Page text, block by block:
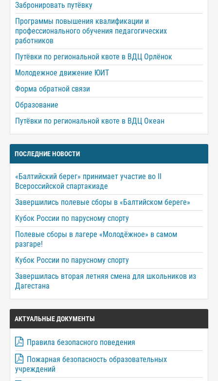
Забронировать путёвку
Программы повышения квалификации и
профессионального обучения педагогических
работников
Путёвки по региональной квоте в ВДЦ Орлёнок
Молодежное движение ЮИТ
Форма обратной связи
Образование
Путёвки по региональной квоте в ВДЦ Океан
ПОСЛЕДНИЕ НОВОСТИ
«Балтийский берег» принимает участие во II
Всероссийской спартакиаде
Завершились полевые сборы в «Балтийском береге»
Кубок России по парусному спорту
Полевые сборы в лагере «Молодёжное» в самом
разгаре!
Кубок России по парусному спорту
Завершилась вторая летняя смена для школьников из
Дагестана
АКТУАЛЬНЫЕ ДОКУМЕНТЫ
Правила безопасного поведения
Пожарная безопасность образовательных
учреждений